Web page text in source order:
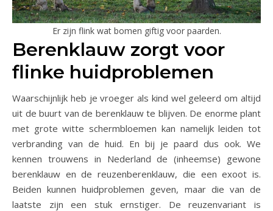
Er zijn flink wat bomen giftig voor paarden.
Berenklauw zorgt voor
flinke huidproblemen
Waarschijnlijk heb je vroeger als kind wel geleerd om altijd
uit de buurt van de berenklauw te blijven. De enorme plant
met grote witte schermbloemen kan namelijk leiden tot
verbranding van de huid. En bij je paard dus ook. We
kennen trouwens in Nederland de (inheemse) gewone
berenklauw en de reuzenberenklauw, die een exoot is.
Beiden kunnen huidproblemen geven, maar die van de
laatste zijn een stuk ernstiger. De reuzenvariant is